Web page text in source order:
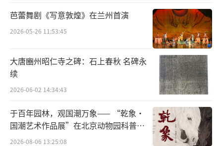
北京创荣时代艺术中心 杨思齐:您在创作过
程中强调了心平气和、顺其自然的态度,那么这
种态度对于您的绘画艺术有何影响?它是如何在
您的作品中体现的?
许振:艺术创作涉及到感性和理性两个方
面。一件优秀的艺术作品不是纯粹的感性表达
或者纯粹的理性思考,而是感性与理性的完美结
合。我在开始创作之前会通过清洁画具,保持水
芭蕾舞剧《写意敦煌》在兰州首演
2026-05-26 11:53:45
大唐豳州昭仁寺之碑：石上春秋 名碑永
续
2026-06-02 14:34:43
于百年园林，观国潮万象—— “乾象·
国潮艺术作品展”在北京动物园科普馆
机动展厅开展
2026-08-06 13:25:08